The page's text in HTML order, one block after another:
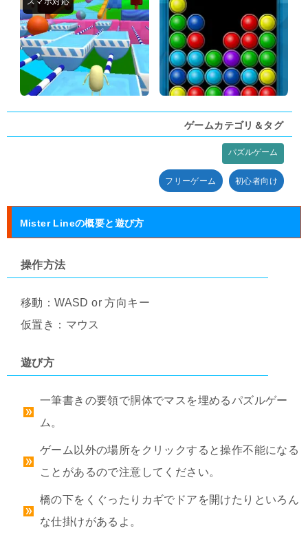
ゲームカテゴリ＆タグ
パズルゲーム
フリーゲーム 初心者向け
Mister Lineの概要と遊び方
操作方法
移動：WASD or 方向キー
仮置き：マウス
遊び方
一筆書きの要領で胴体でマスを埋めるパズルゲー
ム。
ゲーム以外の場所をクリックすると操作不能になる
ことがあるので注意してください。
橋の下をくぐったりカギでドアを開けたりといろん
な仕掛けがあるよ。